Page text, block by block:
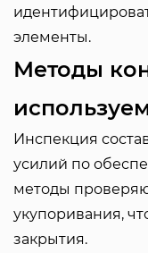
элементы.
Методы
Инспекция
усилий по
методы
укупоривания,
закрытия.